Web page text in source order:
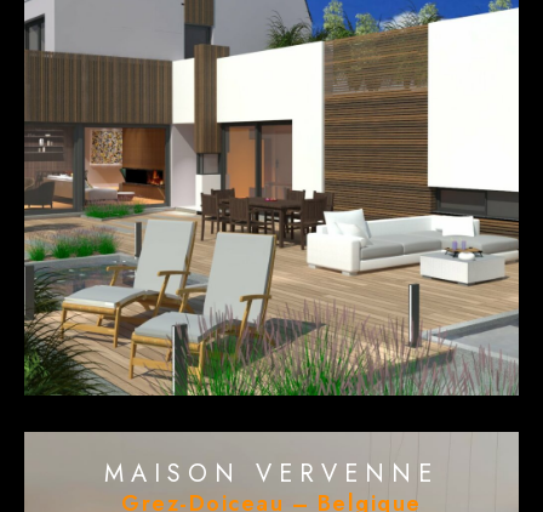
MAISON VERVENNE
Grez-Doiceau – Belgique